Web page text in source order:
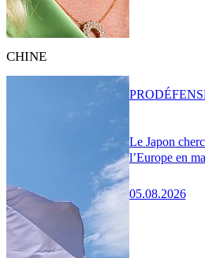
CHINE
Le Japon
l’Europe en
05.08.2026
PRO